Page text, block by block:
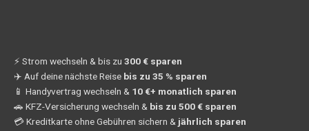
⚡ Strom wechseln & bis zu 300 € sparen
✈️ Auf deine nächste Reise bis zu 35 % sparen
📱 Handyvertrag wechseln & 10 €+ monatlich sparen
🚗 KFZ-Versicherung wechseln & bis zu 500 € sparen
💳 Kreditkarte ohne Gebühren sichern & jährlich sparen